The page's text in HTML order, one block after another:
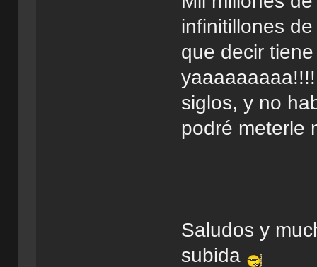
infinitillones
que decir
siglos, y no
podré meterle
Saludos y
subida